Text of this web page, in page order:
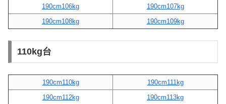
190cm106kg
190cm107kg
190cm108kg
190cm109kg
110kg台
190cm110kg
190cm111kg
190cm112kg
190cm113kg